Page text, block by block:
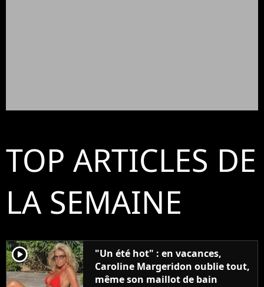
TOP ARTICLES DE
LA SEMAINE
player2
"Un été hot" : en vacances,
Caroline Margeridon oublie tout,
même son maillot de bain